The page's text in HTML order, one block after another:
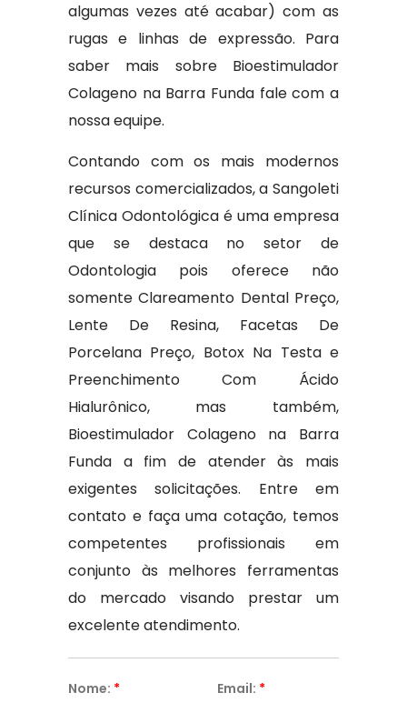
algumas vezes até acabar) com as
rugas e linhas de expressão. Para
saber mais sobre Bioestimulador
Colageno na Barra Funda fale com a
nossa equipe.
Contando com os mais modernos
recursos comercializados, a Sangoleti
Clínica Odontológica é uma empresa
que se destaca no setor de
Odontologia pois oferece não
somente Clareamento Dental Preço,
Lente De Resina, Facetas De
Porcelana Preço, Botox Na Testa e
Preenchimento Com Ácido
Hialurônico, mas também,
Bioestimulador Colageno na Barra
Funda a fim de atender às mais
exigentes solicitações. Entre em
contato e faça uma cotação, temos
competentes profissionais em
conjunto às melhores ferramentas
do mercado visando prestar um
excelente atendimento.
Nome: * Email: *